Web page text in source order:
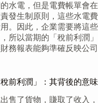
水電，但是電費帳單會在
發生制原則，這些水電費
。因此，企業需要將這些
所以當期的「稅前利潤」
務報表能夠準確反映公司
前利潤」：其背後的意味
售了貨物，賺取了收入，